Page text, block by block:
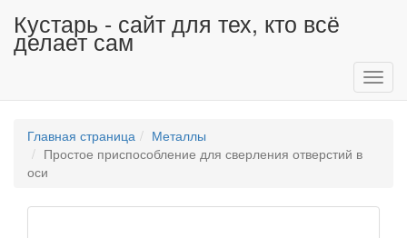
Кустарь - сайт для тех, кто всё
делает сам
Главная страница
Металлы
Простое приспособление для сверления отверстий в
оси